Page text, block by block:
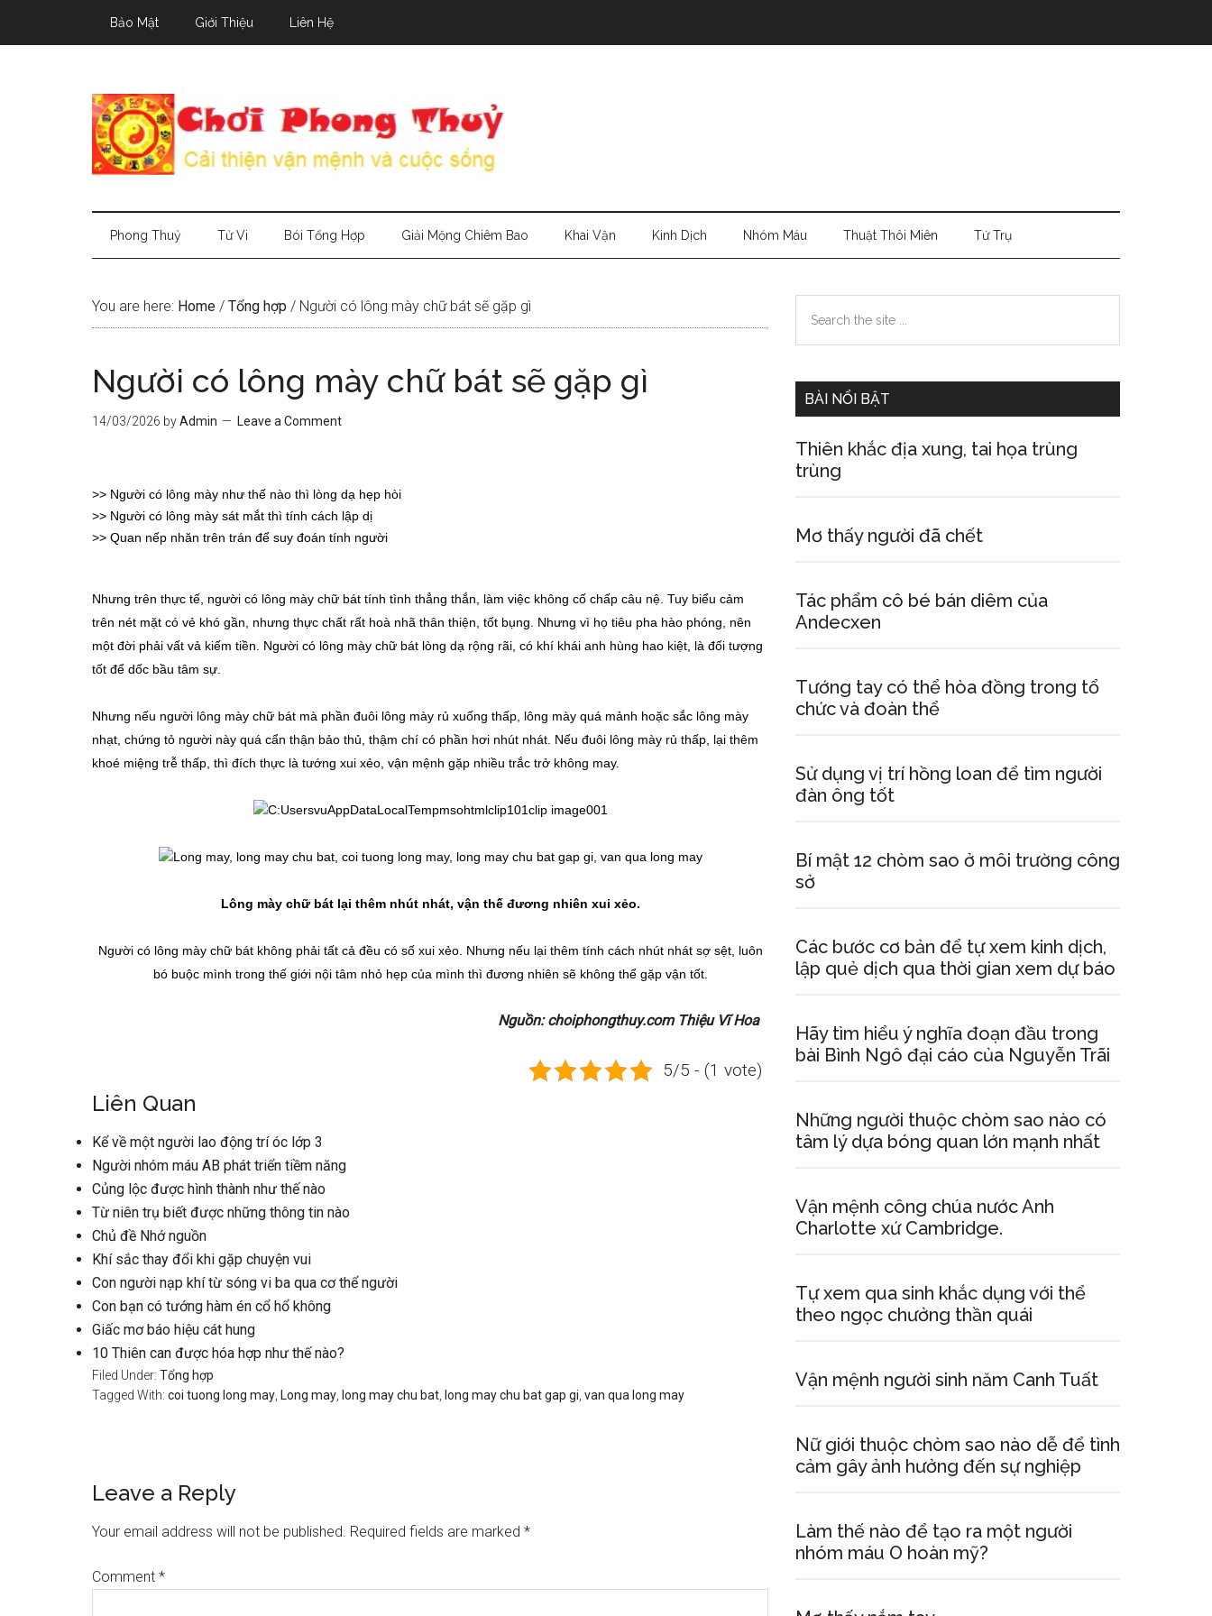
Bảo Mật Giới Thiệu Liên Hệ
Phong Thuỷ Tử Vi Bói Tổng Hợp Giải Mộng Chiêm Bao Khai Vận Kinh Dịch Nhóm Máu Thuật Thôi Miên Tứ Trụ
You are here: Home / Tổng hợp / Người có lông mày chữ bát sẽ gặp gì
Người có lông mày chữ bát sẽ gặp gì
14/03/2026 byAdmin Leave a Comment
>> Người có lông mày như thế nào thì lòng dạ hẹp hòi
>> Người có lông mày sát mắt thì tính cách lập dị
>> Quan nếp nhăn trên trán để suy đoán tính người
Nhưng trên thực tế, người có lông mày chữ bát tính tình thẳng thắn, làm việc không cố chấp câu nệ. Tuy biểu cảm
trên nét mặt có vẻ khó gần, nhưng thực chất rất hoà nhã thân thiện, tốt bụng. Nhưng vì họ tiêu pha hào phóng, nên
một đời phải vất vả kiếm tiền. Người có lông mày chữ bát lòng dạ rộng rãi, có khí khái anh hùng hao kiệt, là đối tượng
tốt để dốc bầu tâm sự.
Nhưng nếu người lông mày chữ bát mà phần đuôi lông mày rủ xuống thấp, lông mày quá mảnh hoặc sắc lông mày
nhạt, chứng tỏ người này quá cẩn thận bảo thủ, thậm chí có phần hơi nhút nhát. Nếu đuôi lông mày rủ thấp, lại thêm
khoé miệng trễ thấp, thì đích thực là tướng xui xẻo, vận mệnh gặp nhiều trắc trở không may.
Lông mày chữ bát lại thêm nhút nhát, vận thế đương nhiên xui xẻo.
Người có lông mày chữ bát không phải tất cả đều có số xui xẻo. Nhưng nếu lại thêm tính cách nhút nhát sợ sệt, luôn
bó buộc mình trong thế giới nội tâm nhỏ hẹp của mình thì đương nhiên sẽ không thể gặp vận tốt.
Nguồn: choiphongthuy.com Thiệu Vĩ Hoa
5/5 - (1 vote)
Liên Quan
Kể về một người lao động trí óc lớp 3
Người nhóm máu AB phát triển tiềm năng
Củng lộc được hình thành như thế nào
Từ niên trụ biết được những thông tin nào
Chủ đề Nhớ nguồn
Khí sắc thay đổi khi gặp chuyện vui
Con người nạp khí từ sóng vi ba qua cơ thể người
Con bạn có tướng hàm én cổ hổ không
Giấc mơ báo hiệu cát hung
10 Thiên can được hóa hợp như thế nào?
Filed Under: Tổng hợp
Tagged With: coi tuong long may Long may long may chu bat long may chu bat gap gi van qua long may
Reader
Interactions
Leave a Reply
Your email address will not be published. Required fields are marked *
Comment *
Primary
Sidebar
the
BÀI NỔI BẬT
Thiên khắc địa xung, tai họa trùng
trùng
Mơ thấy người đã chết
Tác phẩm cô bé bán diêm của
Andecxen
Tướng tay có thể hòa đồng trong tổ
chức và đoàn thể
Sử dụng vị trí hồng loan để tìm người
đàn ông tốt
Bí mật 12 chòm sao ở môi trường công
sở
Các bước cơ bản để tự xem kinh dịch,
lập quẻ dịch qua thời gian xem dự báo
Hãy tìm hiểu ý nghĩa đoạn đầu trong
bài Bình Ngô đại cáo của Nguyễn Trãi
Những người thuộc chòm sao nào có
tâm lý dựa bóng quan lớn mạnh nhất
Vận mệnh công chúa nước Anh
Charlotte xứ Cambridge.
Tự xem qua sinh khắc dụng với thể
theo ngọc chưởng thần quái
Vận mệnh người sinh năm Canh Tuất
Nữ giới thuộc chòm sao nào dễ để tình
cảm gây ảnh hưởng đến sự nghiệp
Làm thế nào để tạo ra một người
nhóm máu O hoàn mỹ?